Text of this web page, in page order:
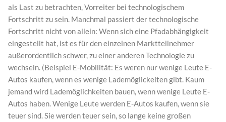
als Last zu betrachten, Vorreiter bei technologischem
Fortschritt zu sein. Manchmal passiert der technologische
Fortschritt nicht von allein: Wenn sich eine Pfadabhängigkeit
eingestellt hat, ist es für den einzelnen Marktteilnehmer
außerordentlich schwer, zu einer anderen Technologie zu
wechseln. (Beispiel E-Mobilität: Es weren nur wenige Leute E-
Autos kaufen, wenn es wenige Lademöglickeiten gibt. Kaum
jemand wird Lademöglichkeiten bauen, wenn wenige Leute E-
Autos haben. Wenige Leute werden E-Autos kaufen, wenn sie
teuer sind. Sie werden teuer sein, so lange keine großen